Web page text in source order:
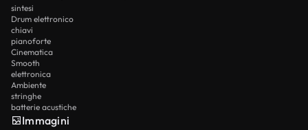
sintesi
Drum elettronico
chiavi
pianoforte
Cinematica
Smooth
elettronica
Ambiente
stringhe
batterie acustiche
Immagini